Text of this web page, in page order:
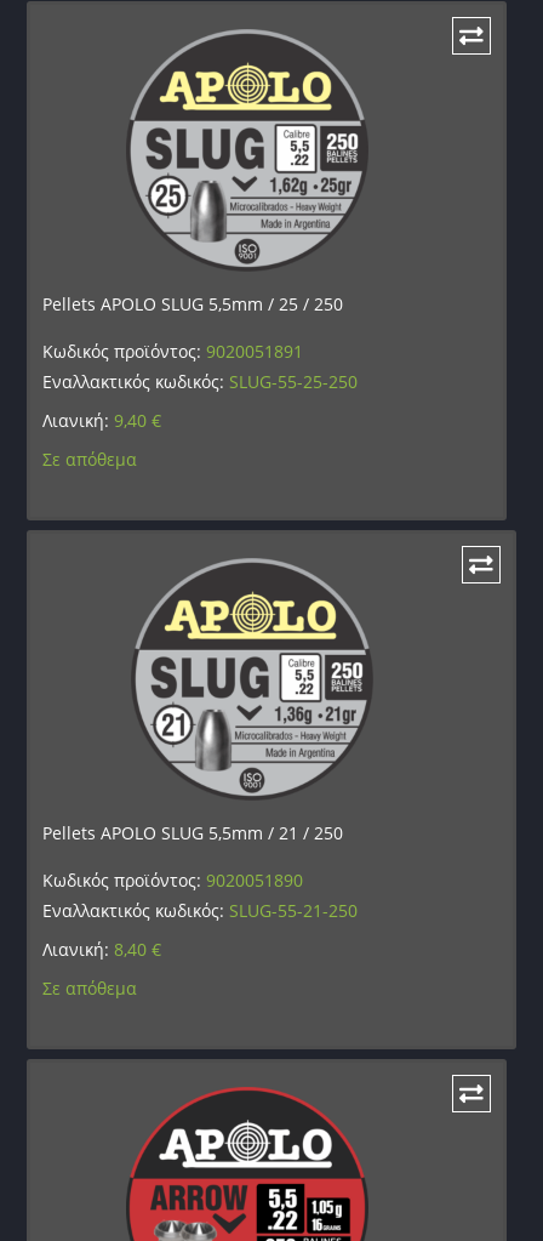
Pellets APOLO SLUG 5,5mm / 25 / 250
Κωδικός προϊόντος:9020051891
Εναλλακτικός κωδικός: SLUG-55-25-250
Λιανική:9,40€
Σε απόθεμα
Pellets APOLO SLUG 5,5mm / 21 / 250
Κωδικός προϊόντος:9020051890
Εναλλακτικός κωδικός: SLUG-55-21-250
Λιανική:8,40€
Σε απόθεμα